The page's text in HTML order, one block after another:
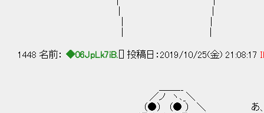
1448 名前： ◆06JpLk7iB. [] 投稿日：2019/10/25(金) 21:08:17
／ノ ヽ､_＼
（●） （● ） ＼ あ、その件でひと